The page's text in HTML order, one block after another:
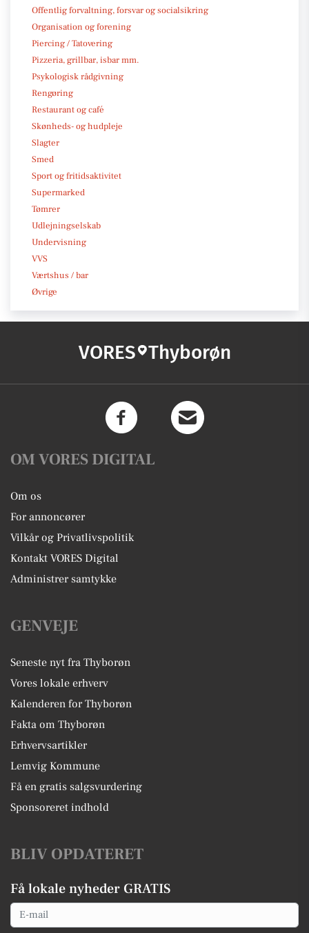
Offentlig forvaltning, forsvar og socialsikring
Organisation og forening
Piercing / Tatovering
Pizzeria, grillbar, isbar mm.
Psykologisk rådgivning
Rengøring
Restaurant og café
Skønheds- og hudpleje
Slagter
Smed
Sport og fritidsaktivitet
Supermarked
Tømrer
Udlejningselskab
Undervisning
VVS
Værtshus / bar
Øvrige
VORES Thyborøn
OM VORES DIGITAL
Om os
For annoncører
Vilkår og Privatlivspolitik
Kontakt VORES Digital
Administrer samtykke
GENVEJE
Seneste nyt fra Thyborøn
Vores lokale erhverv
Kalenderen for Thyborøn
Fakta om Thyborøn
Erhvervsartikler
Lemvig Kommune
Få en gratis salgsvurdering
Sponsoreret indhold
BLIV OPDATERET
Få lokale nyheder GRATIS
Email